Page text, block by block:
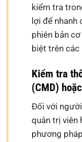
kiểm tra
lợi để
phiên bản
biệt trên các
Kiểm tra
(CMD)
Đối với
quản trị viên
phương